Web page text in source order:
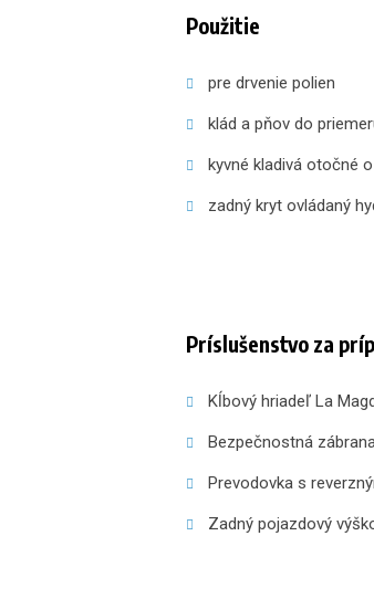
Použitie
pre drvenie polien
klád a pňov do
kyvné kladivá otočné
zadný kryt ovládaný
Príslušenstvo za
Kĺbový
Zadný